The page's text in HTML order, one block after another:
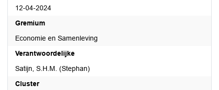
12-04-2024
Gremium
Economie en Samenleving
Verantwoordelijke
Satijn, S.H.M. (Stephan)
Cluster